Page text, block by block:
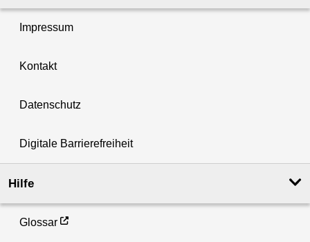
Impressum
Kontakt
Datenschutz
Digitale Barrierefreiheit
Hilfe
Glossar